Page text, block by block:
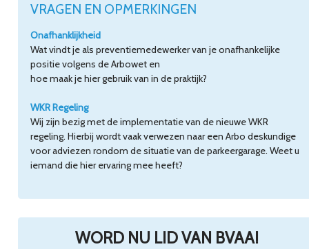
VRAGEN EN OPMERKINGEN
Onafhanklijkheid
Wat vindt je als preventiemedewerker van je onafhankelijke
positie volgens de Arbowet en
hoe maak je hier gebruik van in de praktijk?
WKR Regeling
Wij zijn bezig met de implementatie van de nieuwe WKR
regeling. Hierbij wordt vaak verwezen naar een Arbo deskundige
voor adviezen rondom de situatie van de parkeergarage. Weet u
iemand die hier ervaring mee heeft?
WORD NU LID VAN BVAA!